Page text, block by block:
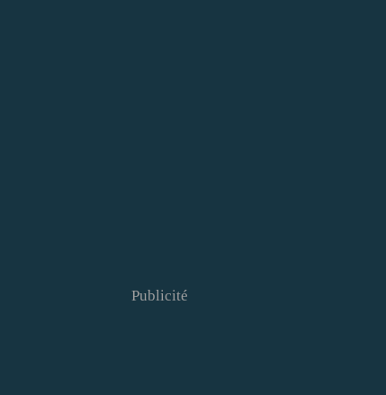
Publicité